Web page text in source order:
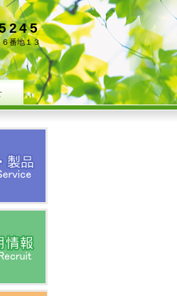
番地１３